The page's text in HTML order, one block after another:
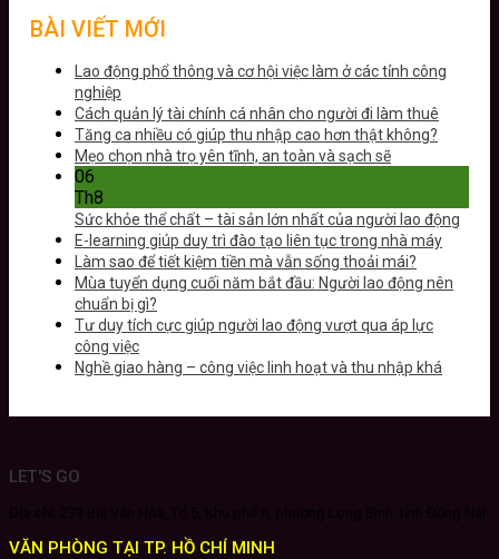
BÀI VIẾT MỚI
Lao động phổ thông và cơ hội việc làm ở các tỉnh công
nghiệp
Cách quản lý tài chính cá nhân cho người đi làm thuê
Tăng ca nhiều có giúp thu nhập cao hơn thật không?
Mẹo chọn nhà trọ yên tĩnh, an toàn và sạch sẽ
06
Th8
Sức khỏe thể chất – tài sản lớn nhất của người lao động
E-learning giúp duy trì đào tạo liên tục trong nhà máy
Làm sao để tiết kiệm tiền mà vẫn sống thoải mái?
Mùa tuyển dụng cuối năm bắt đầu: Người lao động nên
chuẩn bị gì?
Tư duy tích cực giúp người lao động vượt qua áp lực
công việc
Nghề giao hàng – công việc linh hoạt và thu nhập khá
LET'S GO
VĂN PHÒNG TẠI TP. HỒ CHÍ MINH